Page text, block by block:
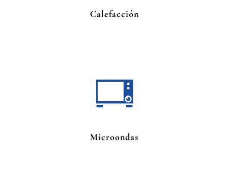
Calefacción
Microondas